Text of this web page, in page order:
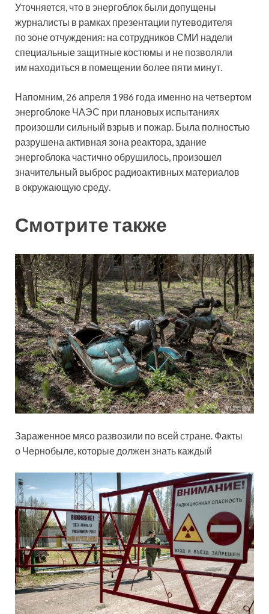
Уточняется, что в энергоблок были допущены
журналисты в рамках презентации путеводителя
по зоне отчуждения: на сотрудников СМИ надели
специальные защитные костюмы и не позволяли
им находиться в помещении более пяти минут.
Напомним, 26 апреля 1986 года именно на четвертом
энергоблоке ЧАЭС при плановых испытаниях
произошли сильный взрыв и пожар. Была полностью
разрушена активная зона реактора, здание
энергоблока частично обрушилось, произошел
значительный выброс радиоактивных материалов
в окружающую среду.
Смотрите также
Зараженное мясо развозили по всей стране. Факты
о Чернобыле, которые должен знать каждый